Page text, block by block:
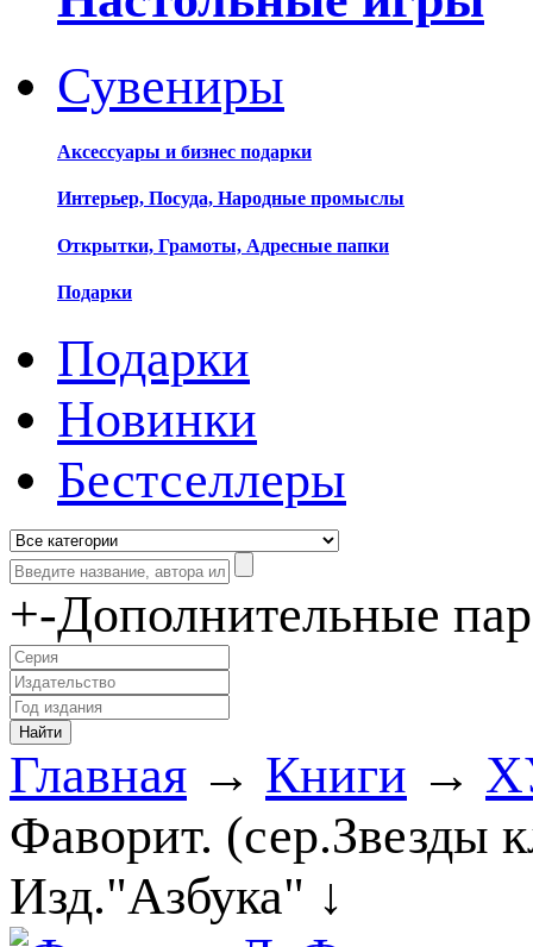
Сувениры
Аксессуары и бизнес подарки
Интерьер, Посуда, Народные промыслы
Открытки, Грамоты, Адресные папки
Подарки
Подарки
Новинки
Бестселлеры
+-Дополнительные
Главная → Книги →
Фаворит. (сер.Звезды
Изд."Азбука" ↓